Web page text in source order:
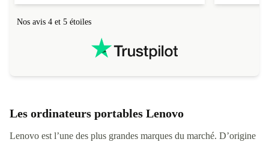
Nos avis 4 et 5 étoiles
Les ordinateurs portables Lenovo
Lenovo est l’une des plus grandes marques du marché. D’origine